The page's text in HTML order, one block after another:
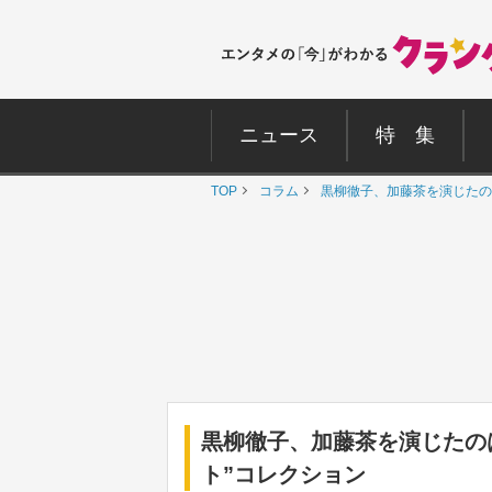
ニュース 特 集
TOP コラム 黒柳徹子、加藤茶を演じた
黒柳徹子、加藤茶を演じた
ト”コレクション